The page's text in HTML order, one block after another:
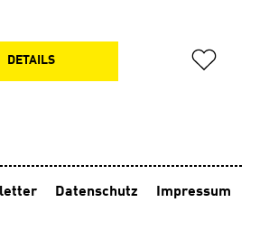
Escape-Abenteuer als erster von
DETAILS
Datenschutz
Impressum